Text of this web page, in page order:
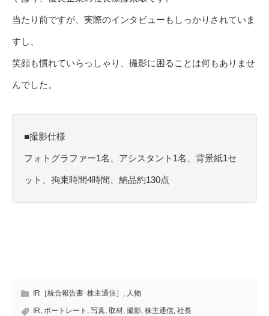
当たり前ですが、実際のインタビューもしっかりされていま
すし、
笑顔も慣れていらっしゃり、撮影に困ることは何もありませ
んでした。
■撮影仕様
フォトグラファー1名、アシスタント1名、背景紙1セ
ット、拘束時間4時間、納品約130点
IR［統合報告書･株主通信］ , 人物
IR, ポートレート , 写真, 取材, 撮影, 株主通信, 社長